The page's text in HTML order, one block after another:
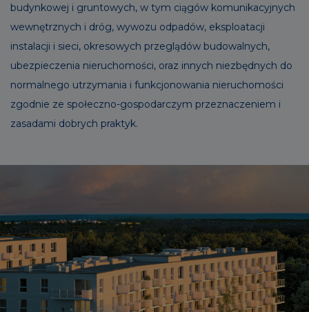
budynkowej i gruntowych, w tym ciągów komunikacyjnych
wewnętrznych i dróg, wywozu odpadów, eksploatacji
instalacji i sieci, okresowych przeglądów budowalnych,
ubezpieczenia nieruchomości, oraz innych niezbędnych do
normalnego utrzymania i funkcjonowania nieruchomości
zgodnie ze społeczno-gospodarczym przeznaczeniem i
zasadami dobrych praktyk.